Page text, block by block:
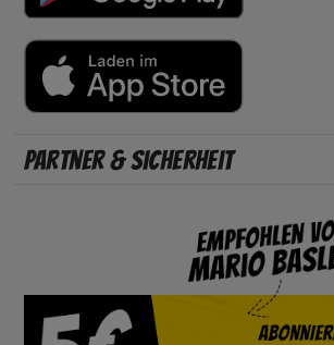
Partner & Sicherheit